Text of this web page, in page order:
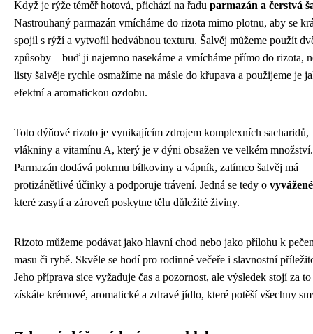
Když je rýže téměř hotová, přichází na řadu parmazán a čerstvá
Nastrouhaný parmazán vmícháme do rizota mimo plotnu, aby se
spojil s rýží a vytvořil hedvábnou texturu. Šalvěj můžeme použít
způsoby – buď ji najemno nasekáme a vmícháme přímo do rizota,
listy šalvěje rychle osmažíme na másle do křupava a použijeme je
efektní a aromatickou ozdobu.
Toto dýňové rizoto je vynikajícím zdrojem komplexních sacharidů,
vlákniny a vitamínu A, který je v dýni obsažen ve velkém množství.
Parmazán dodává pokrmu bílkoviny a vápník, zatímco šalvěj má
protizánětlivé účinky a podporuje trávení. Jedná se tedy o
které zasytí a zároveň poskytne tělu důležité živiny.
Rizoto můžeme podávat jako hlavní chod nebo jako přílohu k
masu či rybě. Skvěle se hodí pro rodinné večeře i slavnostní
Jeho příprava sice vyžaduje čas a pozornost, ale výsledek stojí za to
získáte krémové, aromatické a zdravé jídlo, které potěší všechny